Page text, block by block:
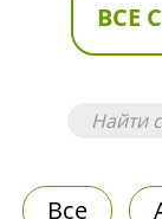
ВСЕ
Все